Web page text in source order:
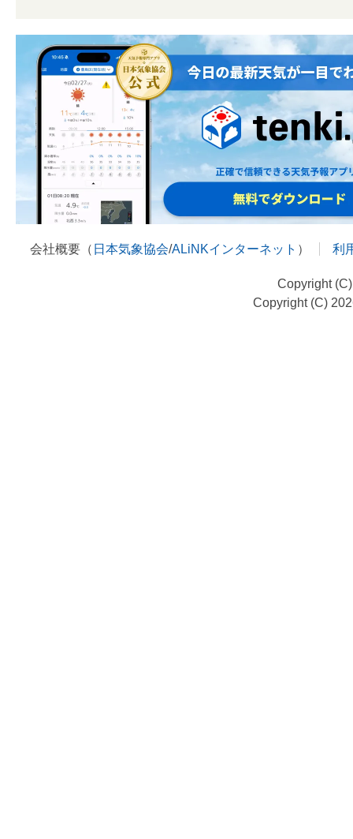
会社概要（ 日本気象協会/ALiNKインターネット ） 利
Copyright
Copyright (C)